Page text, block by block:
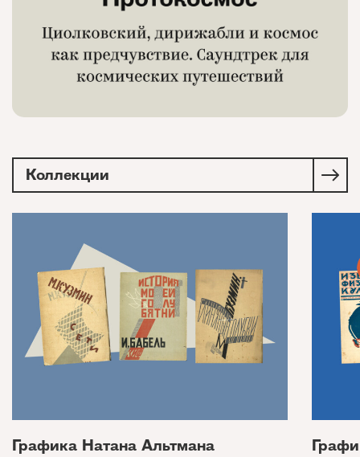
Коллекции
Графика Натана Альтмана